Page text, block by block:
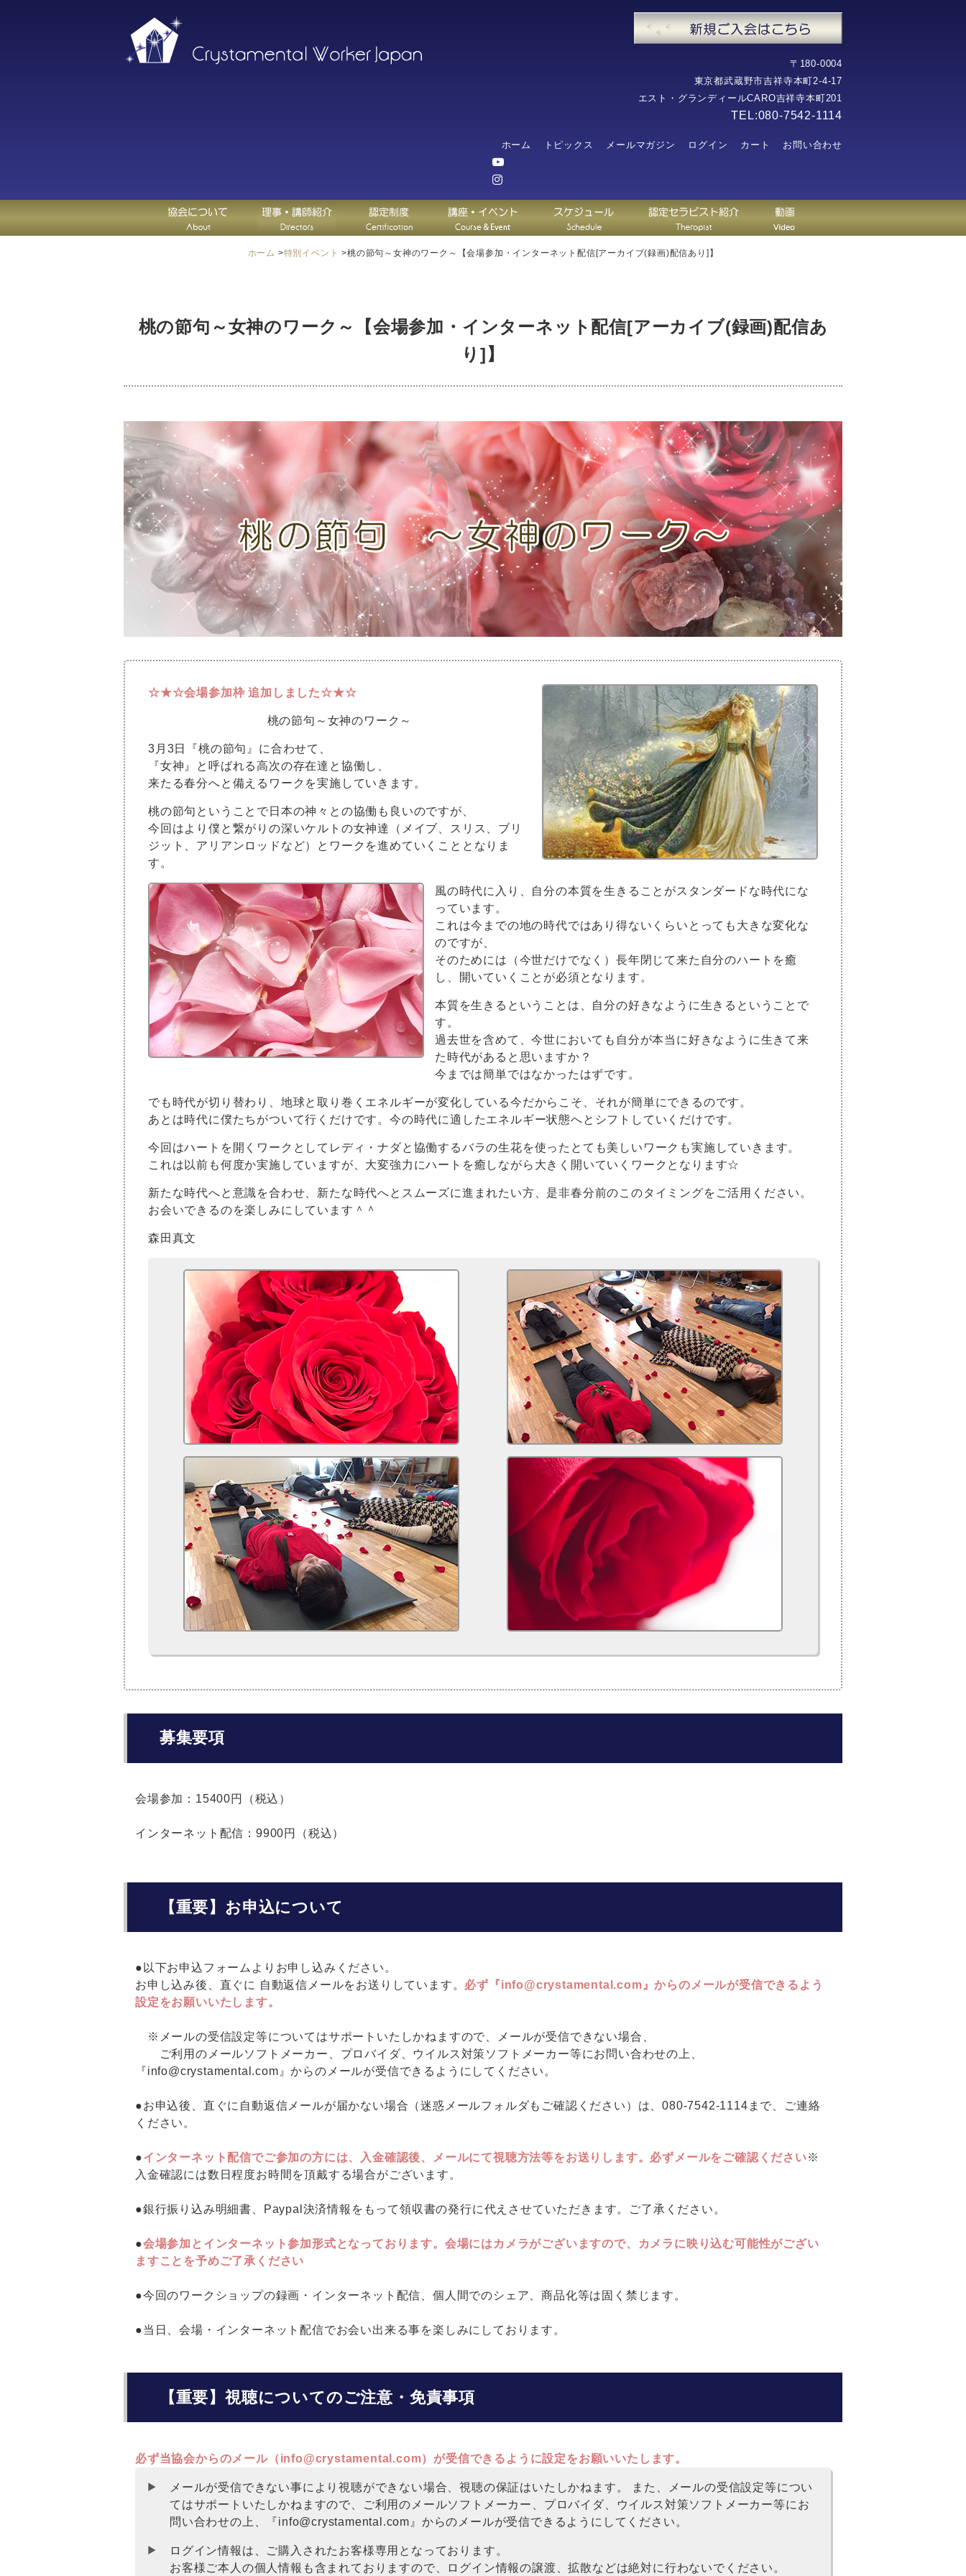
〒180-0004
東京都武蔵野市吉祥寺本町2-4-17
エスト・グランディールCARO吉祥寺本町201
TEL:080-7542-1114
ホーム トピックス メールマガジン ログイン カート お問い合わせ
ホーム >特別イベント >桃の節句～女神のワーク～【会場参加・インターネット配信[アーカイブ(録画)配信あり]】
桃の節句～女神のワーク～【会場参加・インターネット配信[アーカイブ(録画)配信あ
り]】
☆★☆会場参加枠 追加しました☆★☆
桃の節句～女神のワーク～
3月3日『桃の節句』に合わせて、
『女神』と呼ばれる高次の存在達と協働し、
来たる春分へと備えるワークを実施していきます。
桃の節句ということで日本の神々との協働も良いのですが、
今回はより僕と繋がりの深いケルトの女神達（メイブ、スリス、ブリ
ジット、アリアンロッドなど）とワークを進めていくこととなりま
す。
風の時代に入り、自分の本質を生きることがスタンダードな時代にな
っています。
これは今までの地の時代ではあり得ないくらいとっても大きな変化な
のですが、
そのためには（今世だけでなく）長年閉じて来た自分のハートを癒
し、開いていくことが必須となります。
本質を生きるということは、自分の好きなように生きるということで
す。
過去世を含めて、今世においても自分が本当に好きなように生きて来
た時代があると思いますか？
今までは簡単ではなかったはずです。
でも時代が切り替わり、地球と取り巻くエネルギーが変化している今だからこそ、それが簡単にできるのです。
あとは時代に僕たちがついて行くだけです。今の時代に適したエネルギー状態へとシフトしていくだけです。
今回はハートを開くワークとしてレディ・ナダと協働するバラの生花を使ったとても美しいワークも実施していきます。
これは以前も何度か実施していますが、大変強力にハートを癒しながら大きく開いていくワークとなります☆
新たな時代へと意識を合わせ、新たな時代へとスムーズに進まれたい方、是非春分前のこのタイミングをご活用ください。
お会いできるのを楽しみにしています＾＾
森田真文
募集要項
会場参加：15400円（税込）
インターネット配信：9900円（税込）
【重要】お申込について
●以下お申込フォームよりお申し込みください。
お申し込み後、直ぐに 自動返信メールをお送りしています。 必ず『info@crystamental.com』からのメールが受信できるよう
設定をお願いいたします。
※メールの受信設定等についてはサポートいたしかねますので、メールが受信できない場合、
ご利用のメールソフトメーカー、プロバイダ、ウイルス対策ソフトメーカー等にお問い合わせの上、
『info@crystamental.com』からのメールが受信できるようにしてください。
●お申込後、直ぐに自動返信メールが届かない場合（迷惑メールフォルダもご確認ください）は、080-7542-1114まで、ご連絡
ください。
●インターネット配信でご参加の方には、入金確認後、メールにて視聴方法等をお送りします。必ずメールをご確認ください※
入金確認には数日程度お時間を頂戴する場合がございます。
●銀行振り込み明細書、Paypal決済情報をもって領収書の発行に代えさせていただきます。ご了承ください。
●会場参加とインターネット参加形式となっております。会場にはカメラがございますので、カメラに映り込む可能性がござい
ますことを予めご了承ください
●今回のワークショップの録画・インターネット配信、個人間でのシェア、商品化等は固く禁じます。
●当日、会場・インターネット配信でお会い出来る事を楽しみにしております。
【重要】視聴についてのご注意・免責事項
必ず当協会からのメール（info@crystamental.com）が受信できるように設定をお願いいたします。
メールが受信できない事により視聴ができない場合、視聴の保証はいたしかねます。 また、メールの受信設定等につい
てはサポートいたしかねますので、ご利用のメールソフトメーカー、プロバイダ、ウイルス対策ソフトメーカー等にお
問い合わせの上、『info@crystamental.com』からのメールが受信できるようにしてください。
ログイン情報は、ご購入されたお客様専用となっております。
お客様ご本人の個人情報も含まれておりますので、ログイン情報の譲渡、拡散などは絶対に行わないでください。